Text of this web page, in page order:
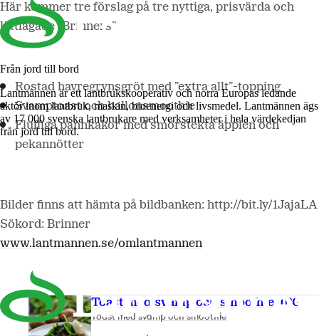
Från jord till bord
Lantmännen är ett lantbrukskooperativ och norra Europas ledande
aktör inom lantbruk, maskin, bioenergi och livsmedel. Lantmännen ägs
av 17 000 svenska lantbrukare med verksamheter i hela värdekedjan
från jord till bord.
Här kommer tre förslag på tre nyttiga, prisvärda och
lättlagade ”Brinners”.
Rostad havregrynsgröt med ”extra allt”-topping
Svamptoast och hallonsmoothie
Fluffiga pannkakor med smörstekta äpplen och
pekannötter
Bilder finns att hämta på bildbanken: http://bit.ly/1JajaLA
Sökord: Brinner
www.lantmannen.se/omlantmannen
Toast med svamp och smoothie.JPG
Toast med svamp och smoothie